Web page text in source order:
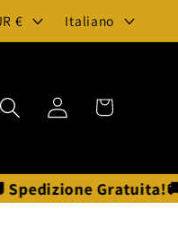
Italia | EUR €
i
g
a
Italiano
Accedi Carrello
Gratuita!🚚 | Action